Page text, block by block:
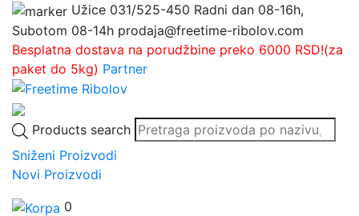
Užice 031/525-450 Radni dan 08-16h,
Subotom 08-14h prodaja@freetime-ribolov.com
Besplatna dostava na porudžbine preko 6000 RSD!(za
paket do 5kg) Partner
Products search
Sniženi Proizvodi
Novi Proizvodi
0